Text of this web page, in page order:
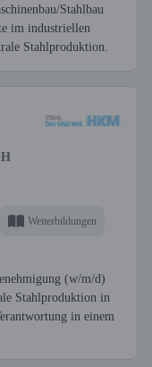
Stahlbau
im industriellen
Stahlproduktion.
Weiterbildungen
(w/m/d)
Stahlproduktion in
in einem